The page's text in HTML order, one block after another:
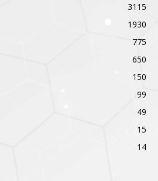
3115
1930
775
650
150
99
49
15
14